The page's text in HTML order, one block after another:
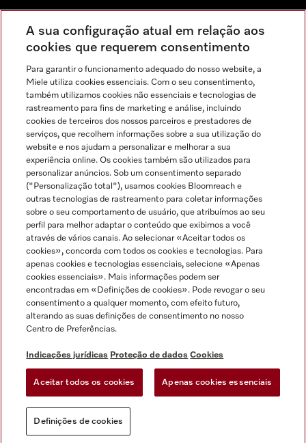
Indicações jurídicas
Condições gerais
Proteção de dados
Condições de utilização
Canal de Ética
Formulário de livre resolução
Miele no Instagram
Miele no Facebook
Miele no Youtube
A sua configuração atual em relação aos
cookies que requerem consentimento
Para garantir o funcionamento adequado do nosso website, a
Miele utiliza cookies essenciais. Com o seu consentimento,
também utilizamos cookies não essenciais e tecnologias de
rastreamento para fins de marketing e análise, incluindo
cookies de terceiros dos nossos parceiros e prestadores de
serviços, que recolhem informações sobre a sua utilização do
website e nos ajudam a personalizar e melhorar a sua
experiência online. Os cookies também são utilizados para
personalizar anúncios. Sob um consentimento separado
("Personalização total"), usamos cookies Bloomreach e
outras tecnologias de rastreamento para coletar informações
sobre o seu comportamento de usuário, que atribuímos ao seu
perfil para melhor adaptar o conteúdo que exibimos a você
através de vários canais. Ao selecionar «Aceitar todos os
cookies», concorda com todos os cookies e tecnologias. Para
apenas cookies e tecnologias essenciais, selecione «Apenas
cookies essenciais». Mais informações podem ser
encontradas em «Definições de cookies». Pode revogar o seu
consentimento a qualquer momento, com efeito futuro,
alterando as suas definições de consentimento no nosso
Centro de Preferências.
Indicações jurídicas Proteção de dados Cookies
Aceitar todos os cookies Apenas cookies essenciais
Definições de cookies